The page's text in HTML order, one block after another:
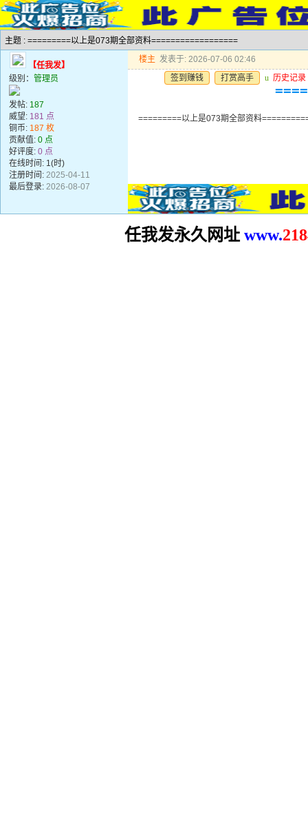
主题 : =========以上是073期全部资料==================
【任我发】
级别： 管理员
发帖: 187
威望: 181 点
铜币: 187 枚
贡献值: 0 点
好评度: 0 点
在线时间: 1(时)
注册时间: 2025-04-11
最后登录: 2026-08-07
楼主 发表于: 2026-07-06 02:46
签到赚钱
打赏高手 u 历史记录
=========以上是073期全部资料
任我发永久网址 www.2